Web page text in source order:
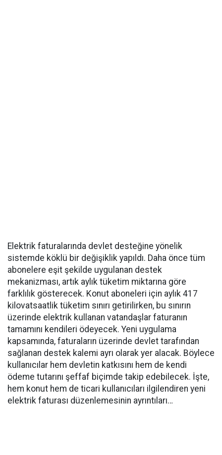
Elektrik faturalarında devlet desteğine yönelik
sistemde köklü bir değişiklik yapıldı. Daha önce tüm
abonelere eşit şekilde uygulanan destek
mekanizması, artık aylık tüketim miktarına göre
farklılık gösterecek. Konut aboneleri için aylık 417
kilovatsaatlik tüketim sınırı getirilirken, bu sınırın
üzerinde elektrik kullanan vatandaşlar faturanın
tamamını kendileri ödeyecek. Yeni uygulama
kapsamında, faturaların üzerinde devlet tarafından
sağlanan destek kalemi ayrı olarak yer alacak. Böylece
kullanıcılar hem devletin katkısını hem de kendi
ödeme tutarını şeffaf biçimde takip edebilecek. İşte,
hem konut hem de ticari kullanıcıları ilgilendiren yeni
elektrik faturası düzenlemesinin ayrıntıları…